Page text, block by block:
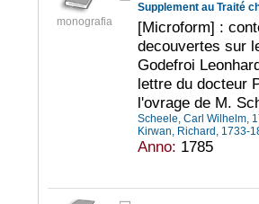
monografia
Supplement au Traité
[Microform] :
decouvertes sur
Godefroi
lettre du docteur
l'ovrage de M.
Scheele, Carl Wilhelm,
Kirwan, Richard, 1733-
Anno: 1785